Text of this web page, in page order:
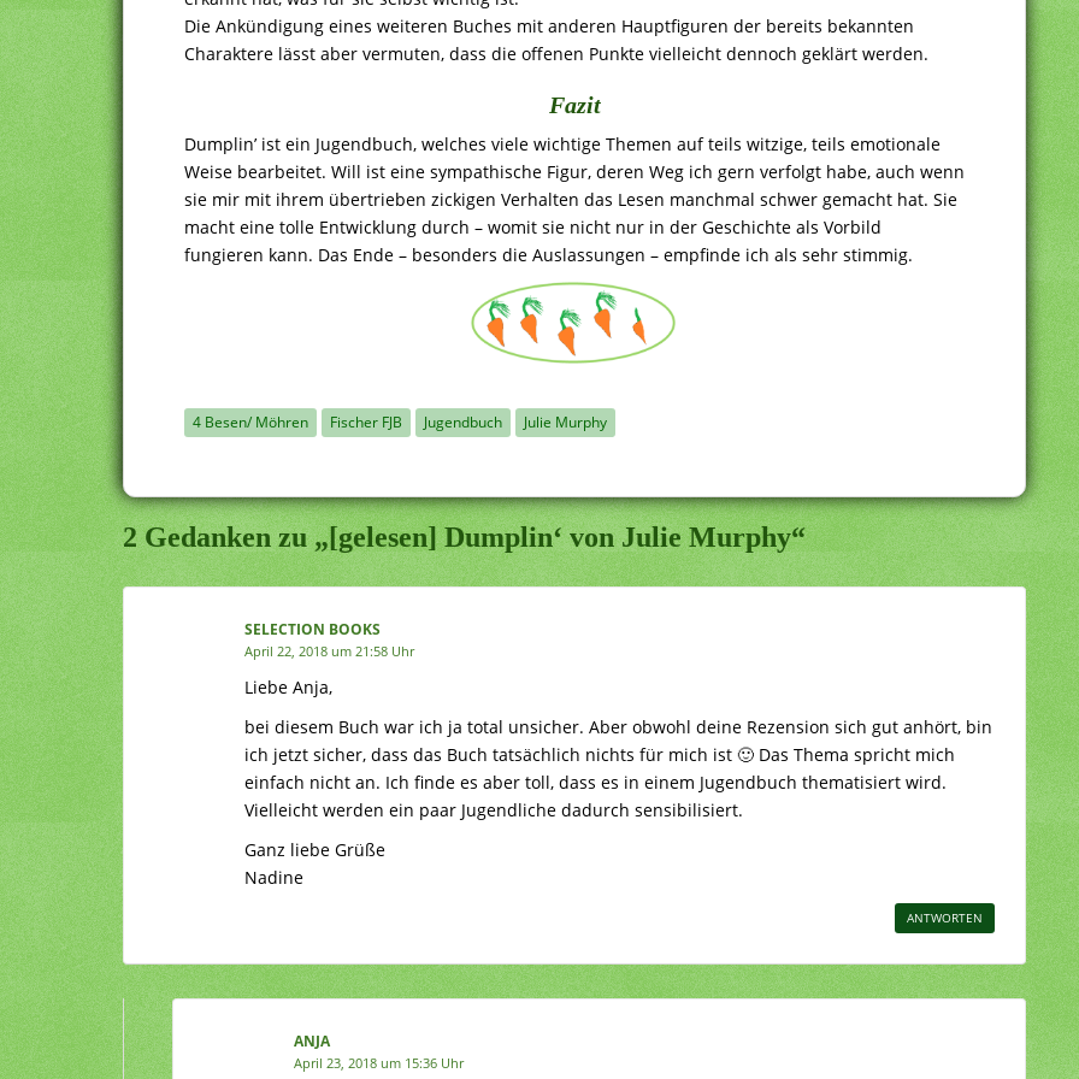
Die Ankündigung eines weiteren Buches mit anderen Hauptfiguren der bereits bekannten
Charaktere lässt aber vermuten, dass die offenen Punkte vielleicht dennoch geklärt werden.
Fazit
Dumplin’ ist ein Jugendbuch, welches viele wichtige Themen auf teils witzige, teils emotionale
Weise bearbeitet. Will ist eine sympathische Figur, deren Weg ich gern verfolgt habe, auch wenn
sie mir mit ihrem übertrieben zickigen Verhalten das Lesen manchmal schwer gemacht hat. Sie
macht eine tolle Entwicklung durch – womit sie nicht nur in der Geschichte als Vorbild
fungieren kann. Das Ende – besonders die Auslassungen – empfinde ich als sehr stimmig.
4 Besen/ Möhren Fischer FJB Jugendbuch Julie Murphy
2 Gedanken zu „[gelesen] Dumplin‘ von Julie Murphy“
SELECTION BOOKS
April 22, 2018 um 21:58 Uhr
Liebe Anja,
bei diesem Buch war ich ja total unsicher. Aber obwohl deine Rezension sich gut anhört, bin
ich jetzt sicher, dass das Buch tatsächlich nichts für mich ist 🙂 Das Thema spricht mich
einfach nicht an. Ich finde es aber toll, dass es in einem Jugendbuch thematisiert wird.
Vielleicht werden ein paar Jugendliche dadurch sensibilisiert.
Ganz liebe Grüße
Nadine
ANTWORTEN
ANJA
April 23, 2018 um 15:36 Uhr